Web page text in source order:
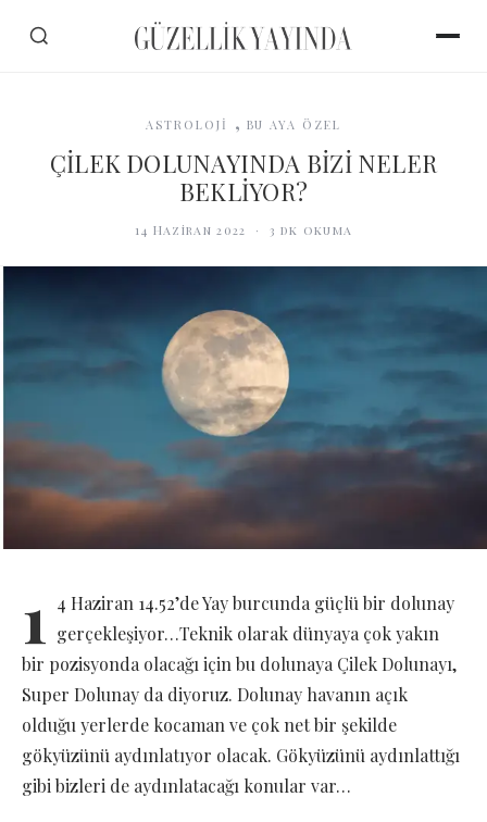
ASTROLOJİ , BU AYA ÖZEL
ÇİLEK DOLUNAYINDA BİZİ NELER
BEKLİYOR?
14 Haziran 2022 ·3 dk okuma
1 4 Haziran 14.52’de Yay burcunda güçlü bir dolunay
gerçekleşiyor…Teknik olarak dünyaya çok yakın
bir pozisyonda olacağı için bu dolunaya Çilek Dolunayı,
Super Dolunay da diyoruz. Dolunay havanın açık
olduğu yerlerde kocaman ve çok net bir şekilde
gökyüzünü aydınlatıyor olacak. Gökyüzünü aydınlattığı
gibi bizleri de aydınlatacağı konular var…